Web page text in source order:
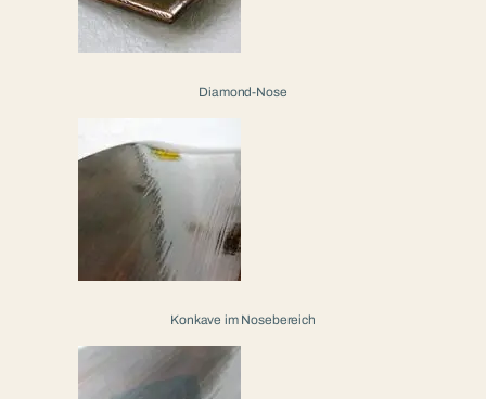
Diamond-Nose
Konkave im Nosebereich